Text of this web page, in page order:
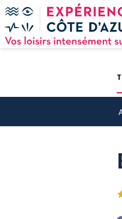
Panneau de gestion des